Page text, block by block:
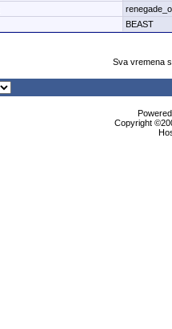
BEAST
Sva vremena
Copyright